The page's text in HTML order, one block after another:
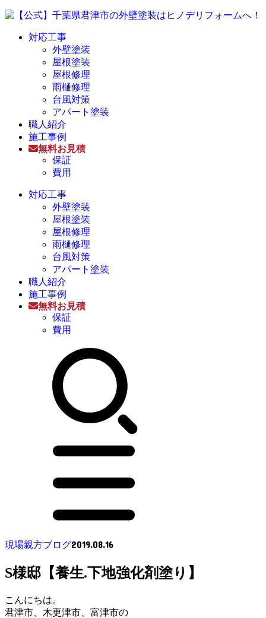
対応工事
外壁塗装
屋根塗装
屋根修理
雨樋修理
台風対策
アパート塗装
職人紹介
施工事例
無料お見積
保証
費用
対応工事
外壁塗装
屋根塗装
屋根修理
雨樋修理
台風対策
アパート塗装
職人紹介
施工事例
無料お見積
保証
費用
現場親方ブログ2019.08.16
S様邸【養生.下地強化剤塗り】
こんにちは。
君津市、木更津市、富津市の